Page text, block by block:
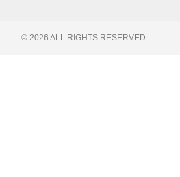
© 2026 ALL RIGHTS RESERVED​